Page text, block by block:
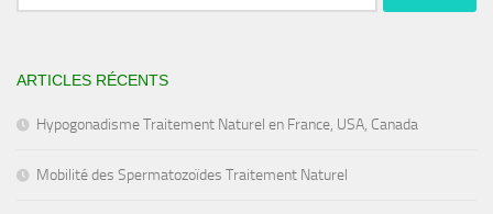
ARTICLES RÉCENTS
Hypogonadisme Traitement Naturel en France, USA, Canada
Mobilité des Spermatozoïdes Traitement Naturel